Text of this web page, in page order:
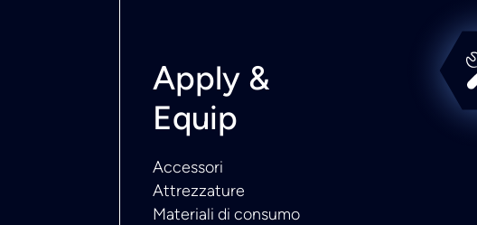
Apply &
Equip
Accessori
Attrezzature
Materiali di consumo